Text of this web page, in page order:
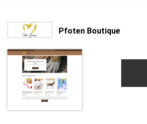
Pfoten Boutique